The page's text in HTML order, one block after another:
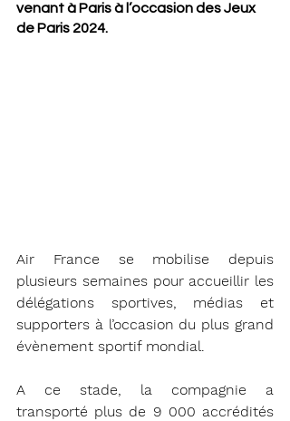
venant à Paris à l’occasion des Jeux
de Paris 2024.
Air France se mobilise depuis
plusieurs semaines pour accueillir les
délégations sportives, médias et
supporters à l’occasion du plus grand
évènement sportif mondial.
A ce stade, la compagnie a
transporté plus de 9 000 accrédités